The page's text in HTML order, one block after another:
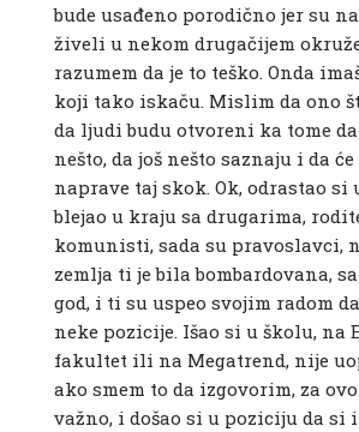
bude usađeno porodično jer su
živeli u nekom drugačijem
razumem da je to teško. Onda
koji tako iskaču. Mislim da ono
da ljudi budu otvoreni ka tome
nešto, da još nešto saznaju i da
naprave taj skok. Ok, odrastao si
blejao u kraju sa drugarima,
komunisti, sada su pravoslavci,
zemlja ti je bila bombardovana,
god, i ti su uspeo svojim radom
neke pozicije. Išao si u školu, na
fakultet ili na Megatrend, nije
ako smem to da izgovorim, za
važno, i došao si u poziciju da si